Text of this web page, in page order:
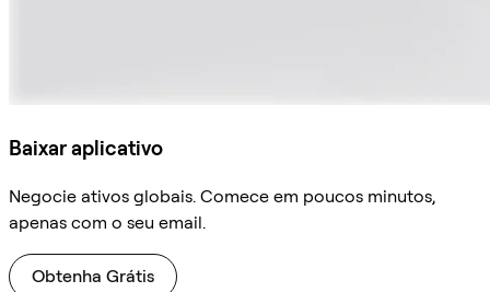
Baixar aplicativo
Negocie ativos globais. Comece em poucos minutos,
apenas com o seu email.
Obtenha Grátis